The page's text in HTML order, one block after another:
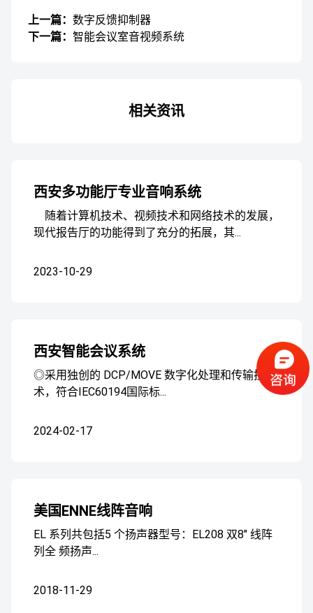
上一篇： 数字反馈抑制器
下一篇： 智能会议室音视频系统
相关资讯
西安多功能厅专业音响系统
随着计算机技术、视频技术和网络技术的发展，
现代报告厅的功能得到了充分的拓展，其...
2023-10-29
西安智能会议系统
◎采用独创的 DCP/MOVE 数字化处理和传输技
术，符合IEC60194国际标...
2024-02-17
美国ENNE线阵音响
EL 系列共包括5 个扬声器型号：EL208 双8" 线阵
列全 频扬声...
2018-11-29